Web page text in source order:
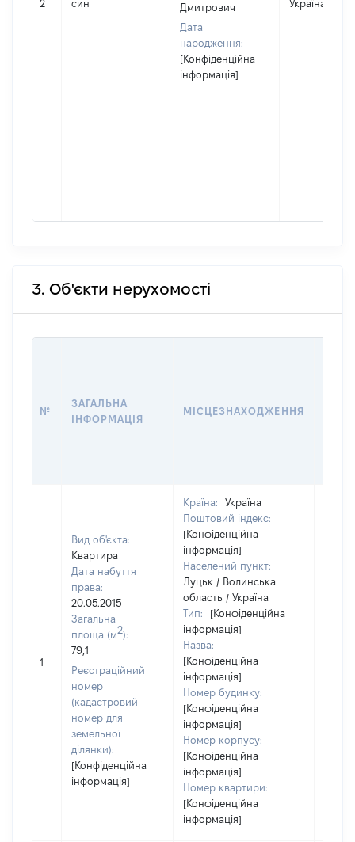
2 син
Дмитрович
Дата
народження:
[Конфіденційна
інформація]
Україна
3. Об'єкти нерухомості
№
ЗАГАЛЬНА
ІНФОРМАЦІЯ
МІСЦЕЗНАХОДЖЕННЯ
1
Вид об'єкта:
Квартира
Дата набуття
права:
20.05.2015
Загальна
площа (м2):
79,1
Реєстраційний
номер
(кадастровий
номер для
земельної
ділянки):
[Конфіденційна
інформація]
Країна:
Україна
Поштовий індекс:
[Конфіденційна
інформація]
Населений пункт:
Луцьк / Волинська
область / Україна
Тип:
[Конфіденційна
інформація]
Назва:
[Конфіденційна
інформація]
Номер будинку:
[Конфіденційна
інформація]
Номер корпусу:
[Конфіденційна
інформація]
Номер квартири:
[Конфіденційна
інформація]